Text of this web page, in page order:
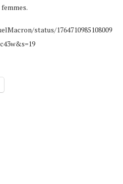
status/1764710985108009